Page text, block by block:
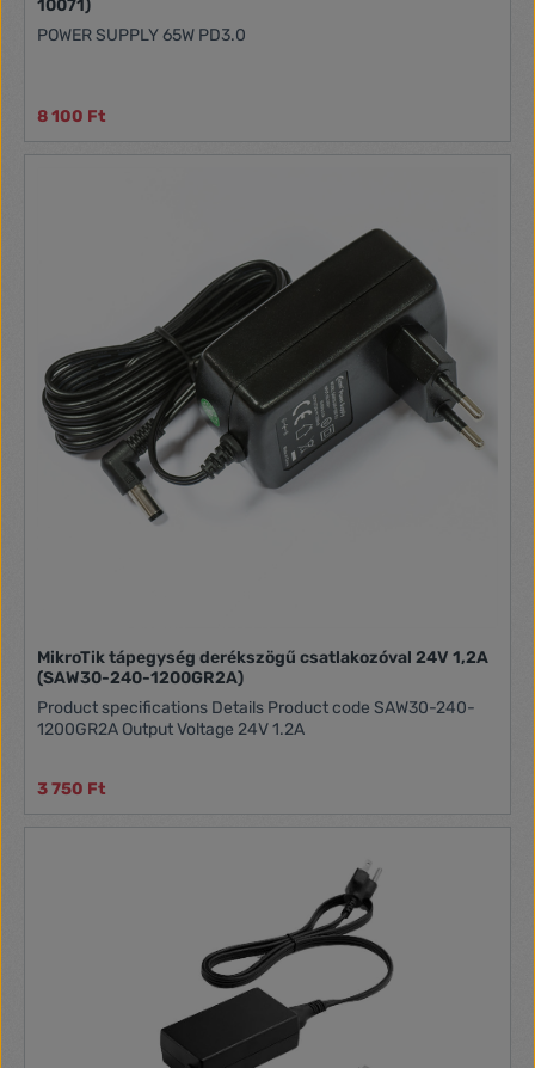
10071)
POWER SUPPLY 65W PD3.0
8 100 Ft
MikroTik tápegység derékszögű csatlakozóval 24V 1,2A
(SAW30-240-1200GR2A)
Product specifications Details Product code SAW30-240-
1200GR2A Output Voltage 24V 1.2A
3 750 Ft